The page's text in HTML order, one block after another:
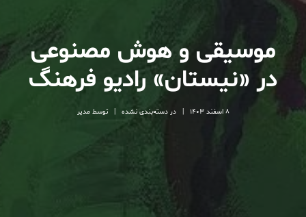
موسیقی و هوش مصنوعی
در «نیستان» رادیو فرهنگ
8 اسفند 1403 دردسته‌بندی نشده توسطمدیر